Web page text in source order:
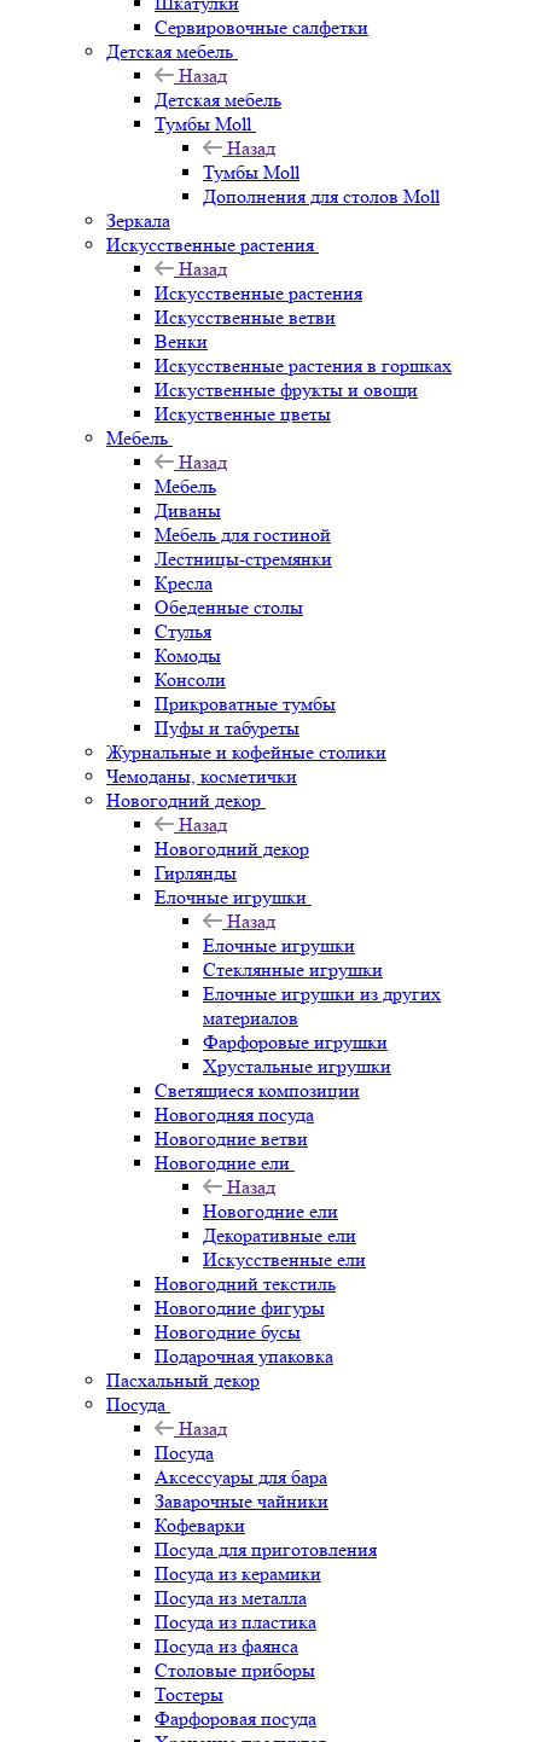
Сервировочные салфетки
Детская мебель
Назад
Детская мебель
Тумбы Moll
Назад
Тумбы Moll
Дополнения для столов Moll
Зеркала
Искусственные растения
Назад
Искусственные растения
Искусственные ветви
Венки
Искусственные растения в горшках
Искуственные фрукты и овощи
Искуственные цветы
Мебель
Назад
Мебель
Диваны
Мебель для гостиной
Лестницы-стремянки
Кресла
Обеденные столы
Стулья
Комоды
Консоли
Прикроватные тумбы
Пуфы и табуреты
Журнальные и кофейные столики
Чемоданы, косметички
Новогодний декор
Назад
Новогодний декор
Гирлянды
Елочные игрушки
Назад
Елочные игрушки
Стеклянные игрушки
Елочные игрушки из других
материалов
Фарфоровые игрушки
Хрустальные игрушки
Светящиеся композиции
Новогодняя посуда
Новогодние ветви
Новогодние ели
Назад
Новогодние ели
Декоративные ели
Искусственные ели
Новогодний текстиль
Новогодние фигуры
Новогодние бусы
Подарочная упаковка
Пасхальный декор
Посуда
Назад
Посуда
Аксессуары для бара
Заварочные чайники
Кофеварки
Посуда для приготовления
Посуда из керамики
Посуда из металла
Посуда из пластика
Посуда из фаянса
Столовые приборы
Тостеры
Фарфоровая посуда